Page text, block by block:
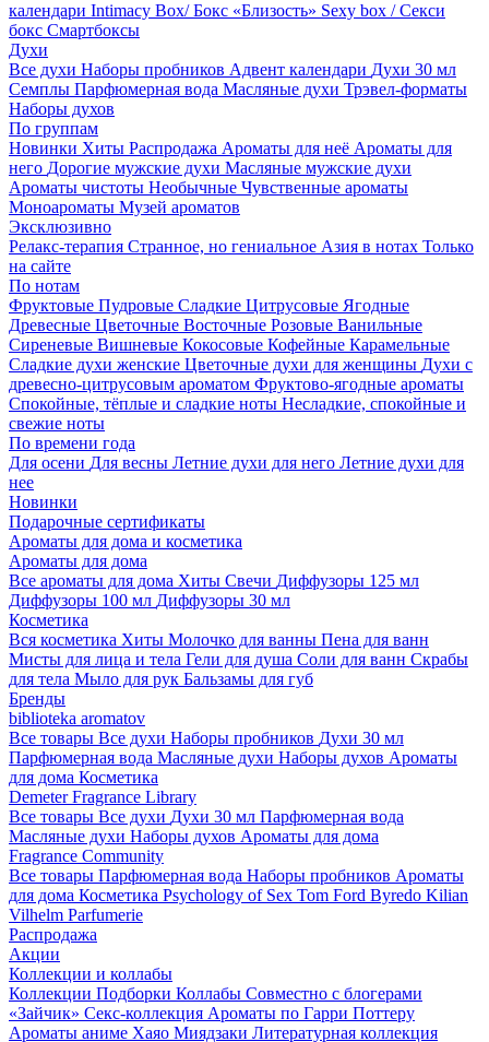
календари Intimacy Box/ Бокс «Близость» Sexy box / Секси
бокс Смартбоксы
Духи
Все духи Наборы пробников Адвент календари Духи 30 мл
Семплы Парфюмерная вода Масляные духи Трэвел-форматы
Наборы духов
По группам
Новинки Хиты Распродажа Ароматы для неё Ароматы для
него Дорогие мужские духи Масляные мужские духи
Ароматы чистоты Необычные Чувственные ароматы
Моноароматы Музей ароматов
Эксклюзивно
Релакс-терапия Странное, но гениальное Азия в нотах Только
на сайте
По нотам
Фруктовые Пудровые Сладкие Цитрусовые Ягодные
Древесные Цветочные Восточные Розовые Ванильные
Сиреневые Вишневые Кокосовые Кофейные Карамельные
Сладкие духи женские Цветочные духи для женщины Духи с
древесно-цитрусовым ароматом Фруктово-ягодные ароматы
Спокойные, тёплые и сладкие ноты Несладкие, спокойные и
свежие ноты
По времени года
Для осени Для весны Летние духи для него Летние духи для
нее
Новинки
Подарочные сертификаты
Ароматы для дома и косметика
Ароматы для дома
Все ароматы для дома Хиты Свечи Диффузоры 125 мл
Диффузоры 100 мл Диффузоры 30 мл
Косметика
Вся косметика Хиты Молочко для ванны Пена для ванн
Мисты для лица и тела Гели для душа Соли для ванн Скрабы
для тела Мыло для рук Бальзамы для губ
Бренды
biblioteka aromatov
Все товары Все духи Наборы пробников Духи 30 мл
Парфюмерная вода Масляные духи Наборы духов Ароматы
для дома Косметика
Demeter Fragrance Library
Все товары Все духи Духи 30 мл Парфюмерная вода
Масляные духи Наборы духов Ароматы для дома
Fragrance Community
Все товары Парфюмерная вода Наборы пробников Ароматы
для дома Косметика Psychology of Sex Tom Ford Byredo Kilian
Vilhelm Parfumerie
Распродажа
Акции
Коллекции и коллабы
Коллекции Подборки Коллабы Совместно с блогерами
«Зайчик» Секс-коллекция Ароматы по Гарри Поттеру
Ароматы аниме Хаяо Миядзаки Литературная коллекция